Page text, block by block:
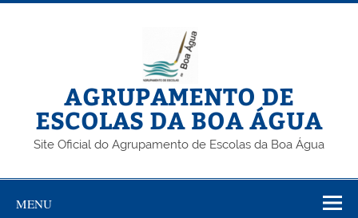
Skip
AGRUPAMENTO DE
ESCOLAS DA BOA ÁGUA
Site Oficial do Agrupamento de Escolas da Boa Água
MENU